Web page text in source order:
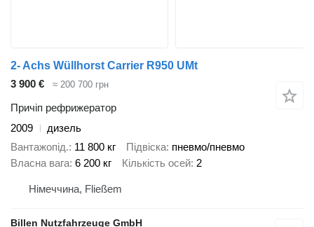
2- Achs Wüllhorst Carrier R950 UMt
3 900 €
≈ 200 700 грн
Причіп рефрижератор
2009
дизель
Вантажопід. 11 800 кг Підвіска пневмо/пневмо
Власна вага 6 200 кг Кількість осей 2
Німеччина, Fließem
Billen Nutzfahrzeuge GmbH